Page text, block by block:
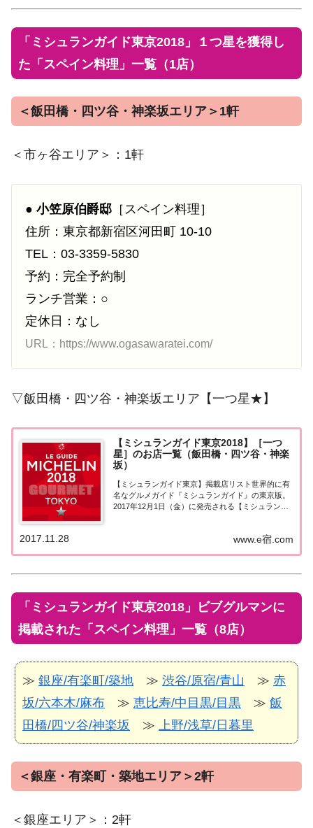
「ミシュランガイド東京2018」１つ星を獲得し
た「スペイン料理」一覧（1店）
＜飯田橋・四ツ谷・神楽坂エリア＞1軒
＜市ヶ谷エリア＞：1軒
● 小笠原伯爵邸 ［スペイン料理］
住所：東京都新宿区河田町 10-10
TEL：03-3359-5830
予約：完全予約制
ランチ営業：○
定休日：なし
URL：https://www.ogasawaratei.com/
▽飯田橋・四ツ谷・神楽坂エリア【一つ星★】
【ミシュランガイド東京2018】［一つ
星］のお店一覧（飯田橋・四ツ谷・神楽
坂）
【ミシュランガイド東京】掲載店リスト世界的に有
名なグルメガイド『ミシュランガイド』の東京版。
2017年12月1日（金）に発売される【ミシュランガ
エリア（飯田橋・四ツ谷・神楽坂）の『...www.e宿.com
2017.11.28
「ミシュランガイド東京2018」ビブグルマンに
掲載された「スペイン料理」一覧（8店）
≫ 銀座/有楽町/築地 ≫ 渋谷/原宿/青山 ≫ 赤
坂/六本木/麻布 ≫ 恵比寿/中目黒/目黒 ≫ 飯
田橋/四ツ谷/神楽坂 ≫ 上野/浅草/日暮里
＜銀座・有楽町・築地エリア＞2軒
＜銀座エリア＞：2軒